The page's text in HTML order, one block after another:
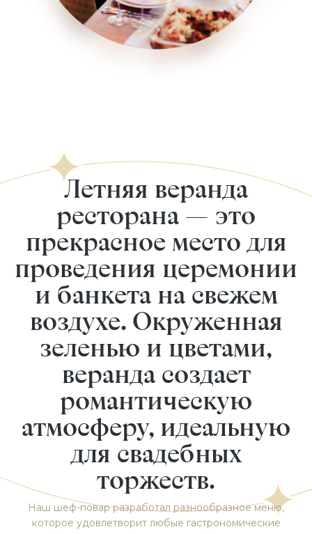
Летняя веранда
ресторана — это
прекрасное место для
проведения церемонии
и банкета на свежем
воздухе. Окруженная
зеленью и цветами,
веранда создает
романтическую
атмосферу, идеальную
для свадебных
торжеств.
Наш шеф-повар разработал разнообразное меню,
которое удовлетворит любые гастрономические